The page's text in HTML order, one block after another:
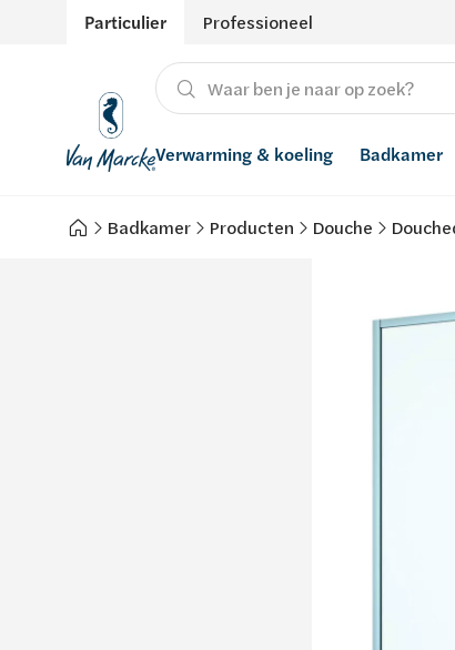
Particulier Professioneel
Verwarming & koeling
Verwarming
Badkamer
Producten
Hernieuwbare energie
Waterontharders
Badkamer Producten Douche